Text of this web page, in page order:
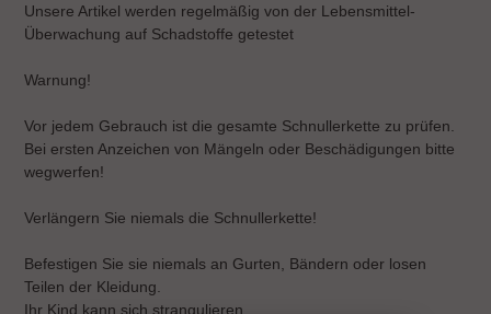
Unsere Artikel werden regelmäßig von der Lebensmittel-
Überwachung auf Schadstoffe getestet
Warnung!
Vor jedem Gebrauch ist die gesamte Schnullerkette zu prüfen.
Bei ersten Anzeichen von Mängeln oder Beschädigungen bitte
wegwerfen!
Verlängern Sie niemals die Schnullerkette!
Befestigen Sie sie niemals an Gurten, Bändern oder losen
Teilen der Kleidung.
Ihr Kind kann sich strangulieren.